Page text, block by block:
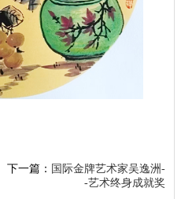
下一篇： 国际金牌艺术家吴逸洲-
-艺术终身成就奖